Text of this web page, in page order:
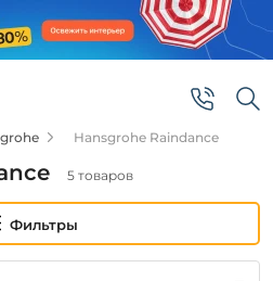
Hansgrohe Raindance
5 товаров
Фильтры